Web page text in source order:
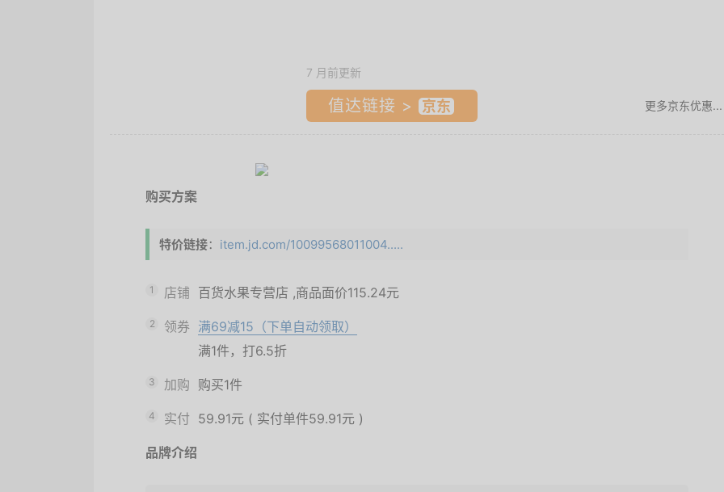
7 月前更新
值达链接 > 更多京东优惠...
购买方案
特价链接： item.jd.com/10099568011004.....
1 店铺 百货水果专营店 ,商品面价115.24元
2 领券 满69减15（下单自动领取）
满1件，打6.5折
3 加购 购买1件
4 实付 59.91元 ( 实付单件59.91元 )
品牌介绍